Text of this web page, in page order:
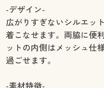
-デザイン-
広がりすぎないシルエッ
着こなせます。両脇に便
ットの内側はメッシュ仕
過ごせます。